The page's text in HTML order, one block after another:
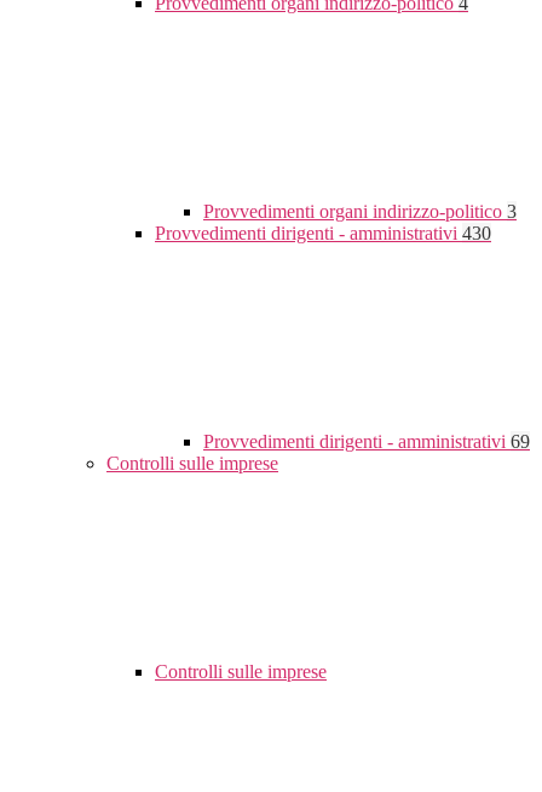
Provvedimenti organi indirizzo-politico 3
Provvedimenti dirigenti - amministrativi 430
Provvedimenti dirigenti - amministrativi 69
Controlli sulle imprese
Controlli sulle imprese